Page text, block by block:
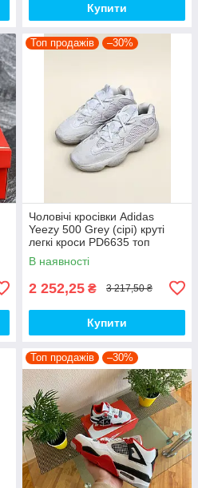
Купити
Топ продажів –30%
Чоловічі кросівки Adidas
Yeezy 500 Grey (сірі) круті
легкі кроси PD6635 топ
В наявності
2 252,25 ₴ 3 217,50 ₴
Купити
Топ продажів –30%